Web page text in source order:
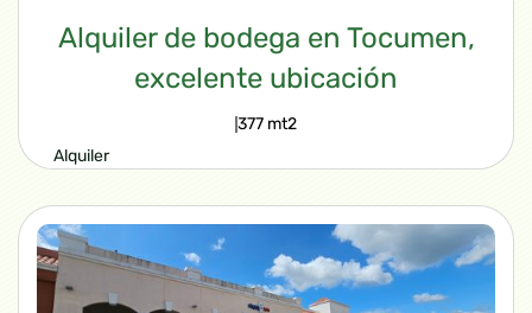
Alquiler de bodega en Tocumen,
excelente ubicación
377 mt2
$3,528.00
VIEW PROPERTY
Alquiler